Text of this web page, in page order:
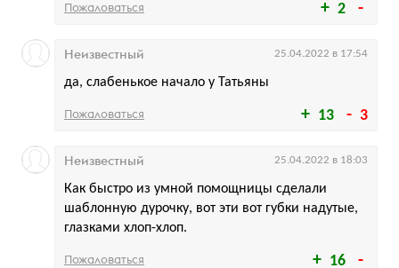
2
Пожаловаться
13 3
да, слабенькое начало у Татьяны
Неизвестный 25.04.2022 в 17:54
Пожаловаться
16
Как быстро из умной помощницы сделали
шаблонную дурочку, вот эти вот губки надутые,
глазками хлоп-хлоп.
Неизвестный 25.04.2022 в 18:03
Пожаловаться